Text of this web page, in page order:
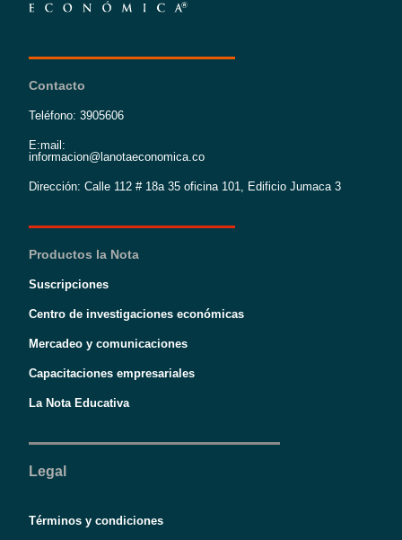
Contacto
Teléfono: 3905606
E:mail:
informacion@lanotaeconomica.co
Dirección: Calle 112 # 18a 35 oficina 101, Edificio Jumaca 3
Productos la Nota
Suscripciones
Centro de investigaciones económicas
Mercadeo y comunicaciones
Capacitaciones empresariales
La Nota Educativa
Legal
Términos y condiciones